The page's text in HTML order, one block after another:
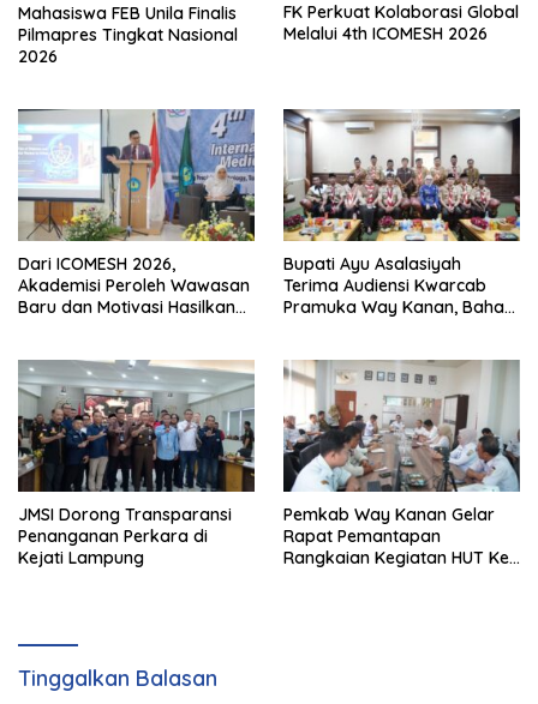
Mahasiswa FEB Unila Finalis
Pilmapres Tingkat Nasional
2026
FK Perkuat Kolaborasi Global
Melalui 4th ICOMESH 2026
Dari ICOMESH 2026,
Akademisi Peroleh Wawasan
Baru dan Motivasi Hasilkan
Bupati Ayu Asalasiyah
Terima Audiensi Kwarcab
Pramuka Way Kanan, Bahas
JMSI Dorong Transparansi
Penanganan Perkara di
Kejati Lampung
Pemkab Way Kanan Gelar
Rapat Pemantapan
Rangkaian Kegiatan HUT Ke-
Tinggalkan Balasan